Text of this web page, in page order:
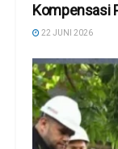
Kompensasi
22 JUNI 2026